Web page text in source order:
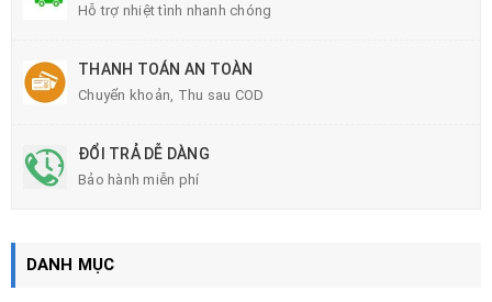
Hỗ trợ nhiệt tình nhanh chóng
THANH TOÁN AN TOÀN
Chuyển khoản, Thu sau COD
ĐỔI TRẢ DỄ DÀNG
Bảo hành miễn phí
DANH MỤC